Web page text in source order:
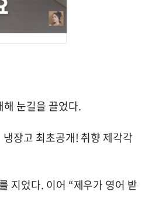
눈길을 끌었다.
냉장고 최초공개! 취향 제각각
지었다. 이어 “제우가 영어 받